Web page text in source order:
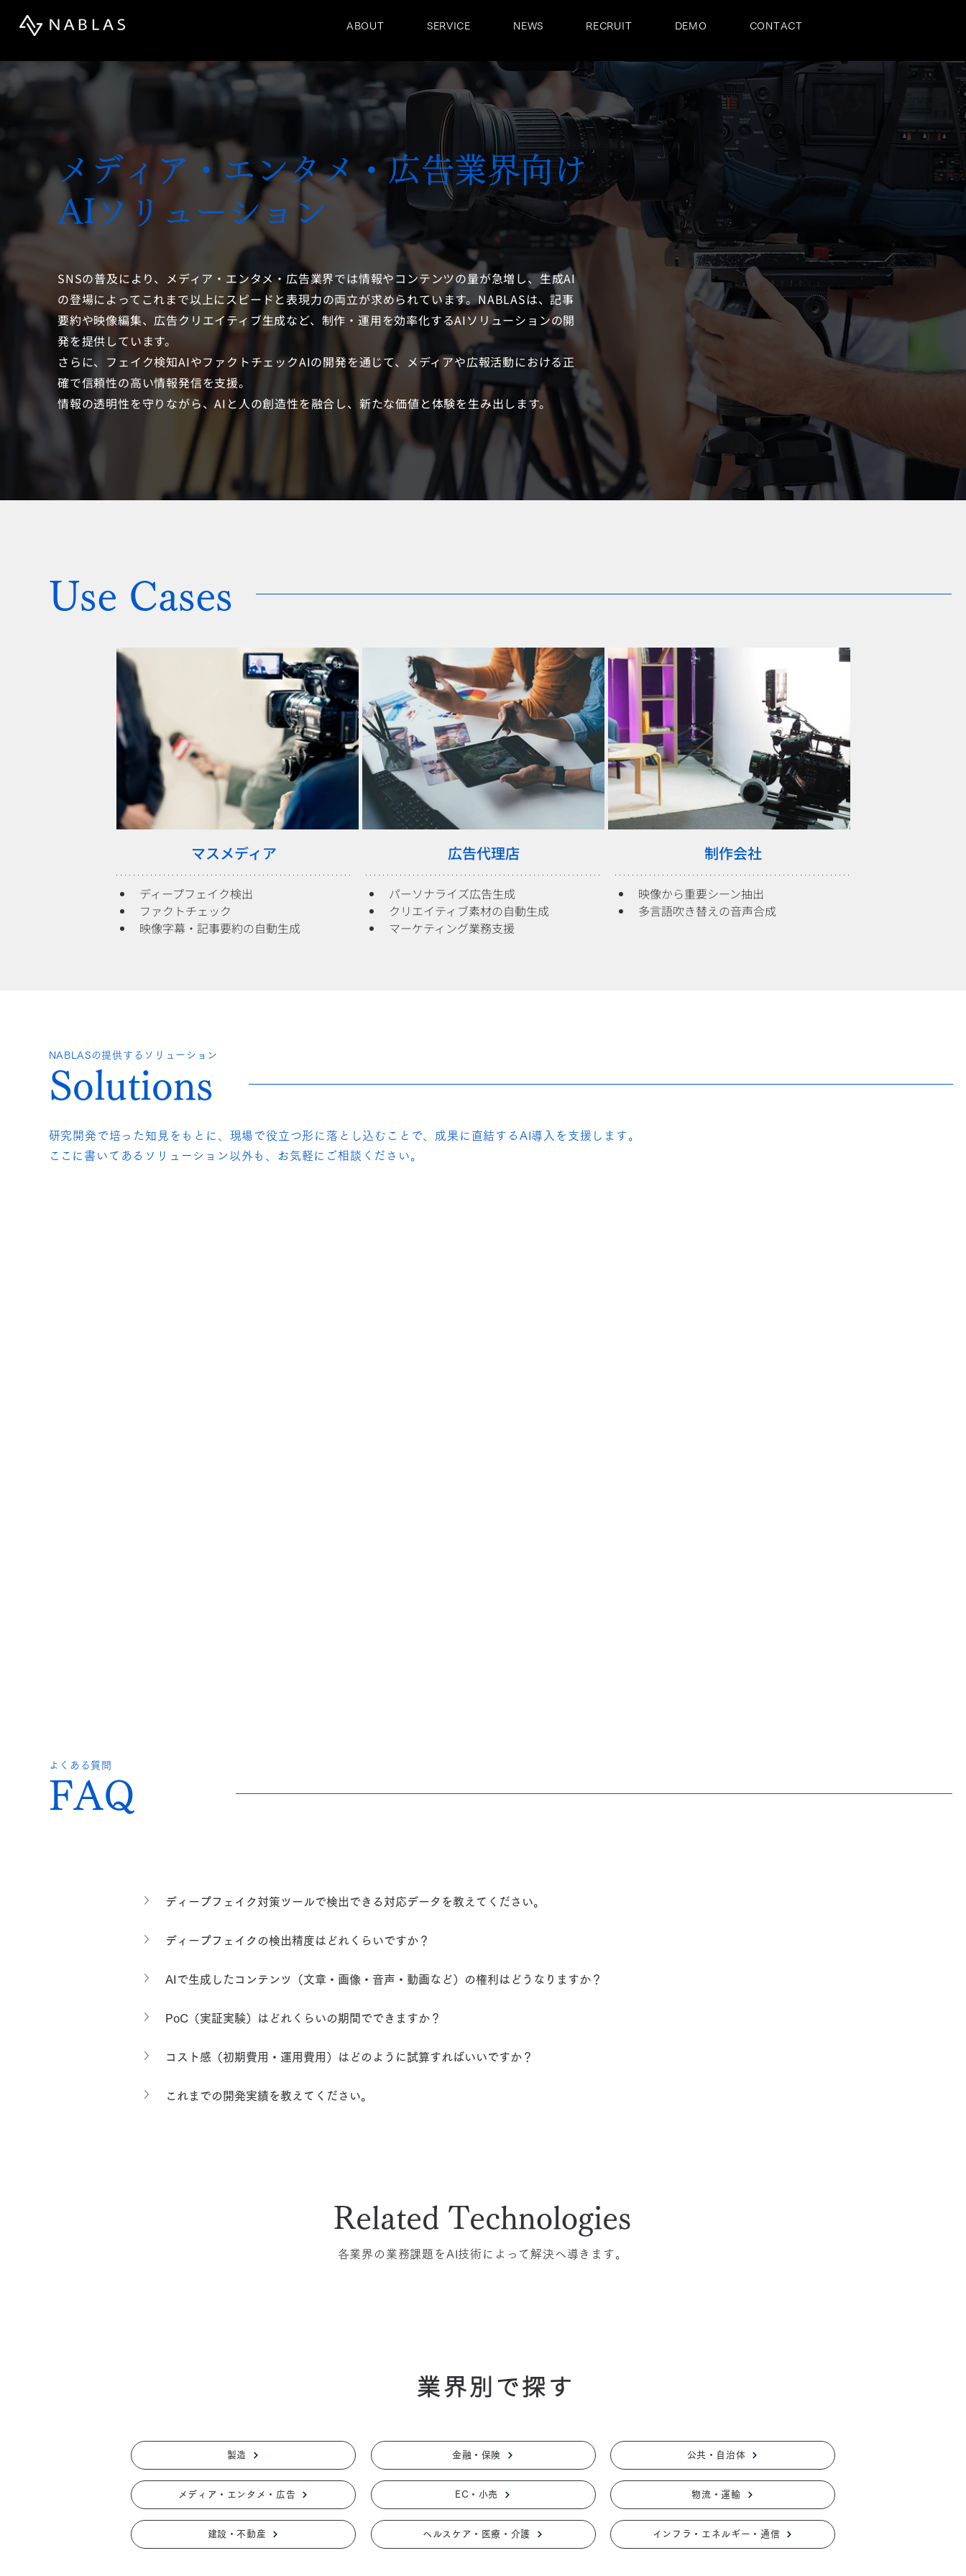
ABOUT SERVICE NEWS RECRUIT DEMO CONTACT
メディア・エンタメ・広告業界向け
AIソリューション
SNSの普及により、メディア・エンタメ・広告業界では情報やコンテンツの量が急増し、生成AI
の登場によってこれまで以上にスピードと表現力の両立が求められています。NABLASは、記事
要約や映像編集、広告クリエイティブ生成など、制作・運用を効率化するAIソリューションの開
発を提供しています。
さらに、フェイク検知AIやファクトチェックAIの開発を通じて、メディアや広報活動における正
確で信頼性の高い情報発信を支援。
情報の透明性を守りながら、AIと人の創造性を融合し、新たな価値と体験を生み出します。
Use Cases
マスメディア
ディープフェイク検出
ファクトチェック
映像字幕・記事要約の自動生成
広告代理店
パーソナライズ広告生成
クリエイティブ素材の自動生成
マーケティング業務支援
制作会社
映像から重要シーン抽出
多言語吹き替えの音声合成
NABLASの提供するソリューション
Solutions
研究開発で培った知見をもとに、現場で役立つ形に落とし込むことで、成果に直結するAI導入を支援します。
​ここに書いてあるソリューション以外も、お気軽にご相談ください。
よくある質問
FAQ
ディープフェイク対策ツールで検出できる対応データを教えてください。
ディープフェイクの検出精度はどれくらいですか？
AIで生成したコンテンツ（文章・画像・音声・動画など）の権利はどうなりますか？
PoC（実証実験）はどれくらいの期間でできますか？
コスト感（初期費用・運用費用）はどのように試算すればいいですか？
これまでの開発実績を教えてください。
Related Technologies
各業界の業務課題をAI技術によって解決へ導きます。
製造
メディア・エンタメ・広告
建設・不動産
金融・保険
EC・小売
ヘルスケア・医療・介護
公共・自治体
物流・運輸
インフラ・エネルギー・通信
業界別で探す